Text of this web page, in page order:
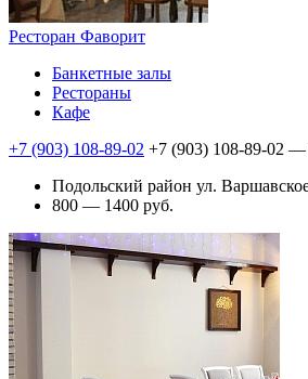
Ресторан Фаворит
Банкетные залы
Рестораны
Кафе
+7 (903) 108-89-02 +7 (903) 108-89-02 —
Подольский район ул.
800 — 1400 руб.